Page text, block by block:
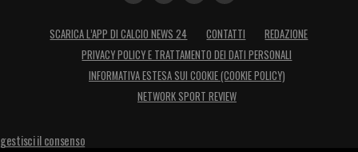
SCARICA L’APP DI CALCIO NEWS 24 CONTATTI
REDAZIONE
PRIVACY POLICY E TRATTAMENTO DEI DATI PERSONALI
INFORMATIVA ESTESA SUI COOKIE (COOKIE POLICY)
NETWORK SPORT REVIEW
gestisci il consenso